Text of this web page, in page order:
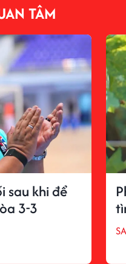
TÂM
sau khi để
3-3